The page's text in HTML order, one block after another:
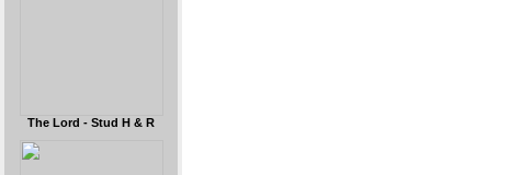
The Lord - Stud H & R